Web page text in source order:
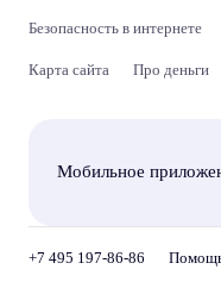
Безопасность в интернете
Карта сайта Про деньги
Мобильное
+7 495 197-86-86